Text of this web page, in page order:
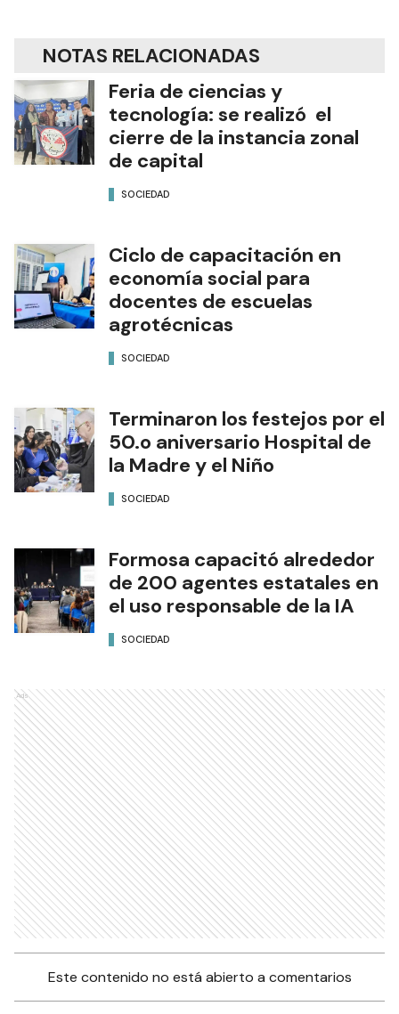
NOTAS RELACIONADAS
Feria de ciencias y
tecnología: se realizó el
cierre de la instancia zonal
de capital
SOCIEDAD
Ciclo de capacitación en
economía social para
docentes de escuelas
agrotécnicas
SOCIEDAD
Terminaron los festejos por el
50.o aniversario Hospital de
la Madre y el Niño
SOCIEDAD
Formosa capacitó alrededor
de 200 agentes estatales en
el uso responsable de la IA
SOCIEDAD
Ads
Este contenido no está abierto a comentarios